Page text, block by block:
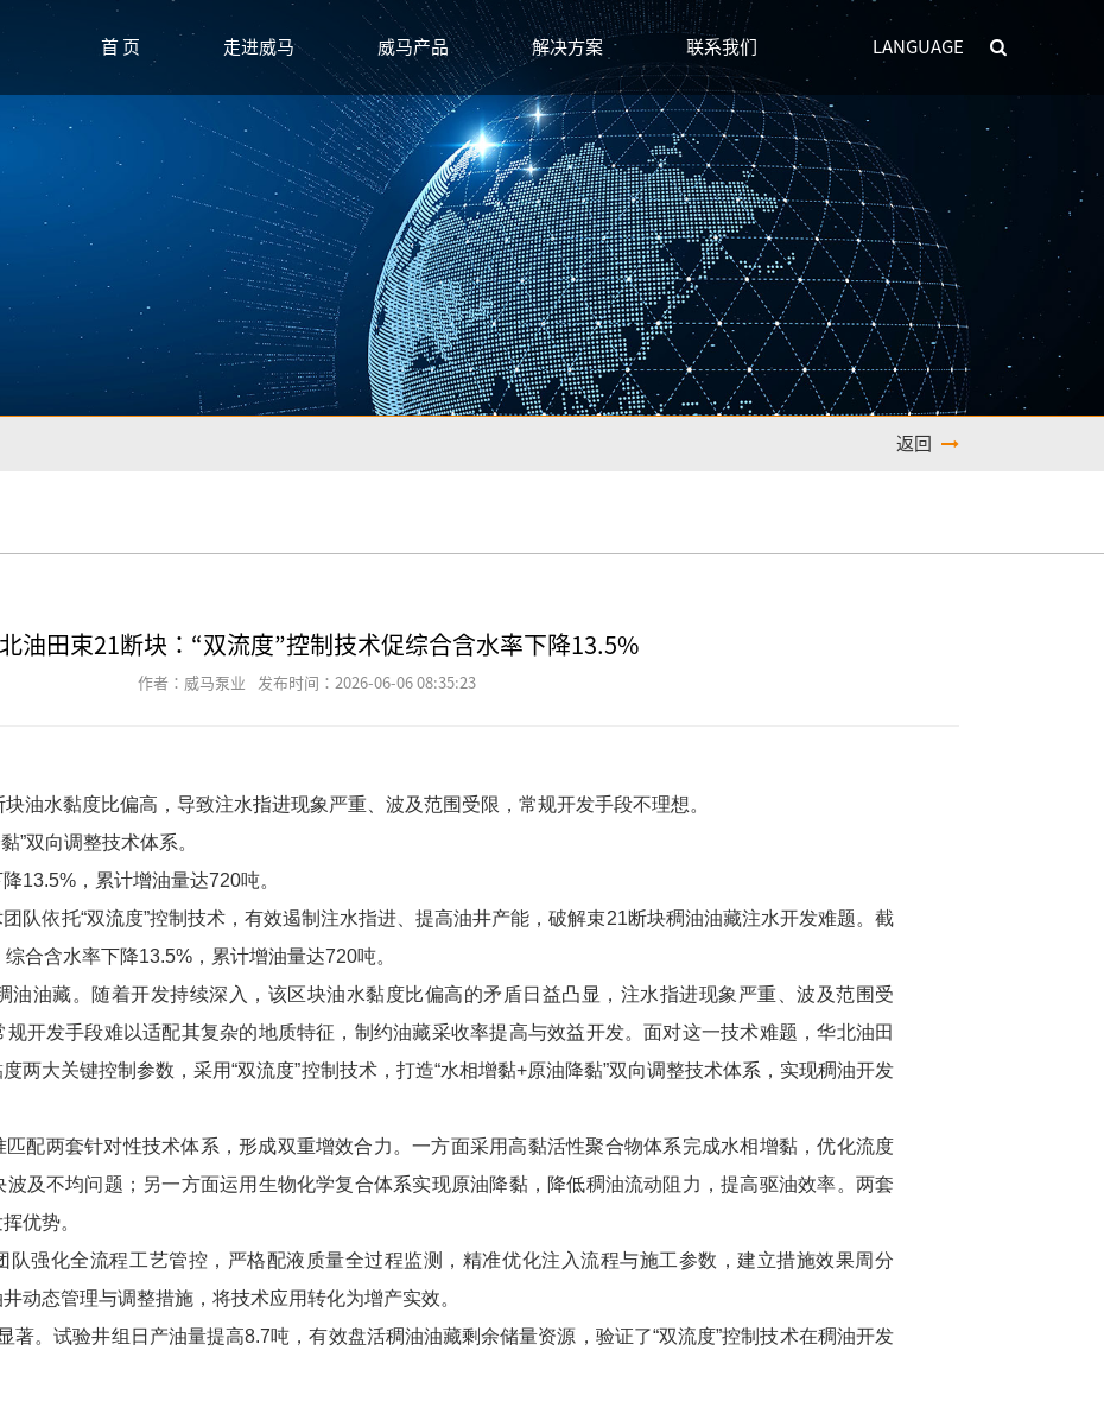
LANGUAGE
首 页 走进威马 威马产品 解决方案 联系我们
返回
油田束21断块：“双流度”控制技术促综合含水率下降13.5%
作者：威马泵业 发布时间：2026-06-06 08:35:23
块油水黏度比偏高，导致注水指进现象严重、波及范围受限，常规开发手段不理想。
”双向调整技术体系。
13.5%，累计增油量达720吨。
队依托“双流度”控制技术，有效遏制注水指进、提高油井产能，破解束21断块稠油油藏注水开发难题。截
合含水率下降13.5%，累计增油量达720吨。
油油藏。随着开发持续深入，该区块油水黏度比偏高的矛盾日益凸显，注水指进现象严重、波及范围受
开发手段难以适配其复杂的地质特征，制约油藏采收率提高与效益开发。面对这一技术难题，华北油田
两大关键控制参数，采用“双流度”控制技术，打造“水相增黏+原油降黏”双向调整技术体系，实现稠油开发
配两套针对性技术体系，形成双重增效合力。一方面采用高黏活性聚合物体系完成水相增黏，优化流度
及不均问题；另一方面运用生物化学复合体系实现原油降黏，降低稠油流动阻力，提高驱油效率。两套
优势。
队强化全流程工艺管控，严格配液质量全过程监测，精准优化注入流程与施工参数，建立措施效果周分
动态管理与调整措施，将技术应用转化为增产实效。
著。试验井组日产油量提高8.7吨，有效盘活稠油油藏剩余储量资源，验证了“双流度”控制技术在稠油开发